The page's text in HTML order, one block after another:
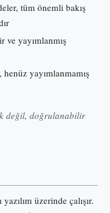
tüm önemli bakış
yayımlanmış
yayımlanmamış
değil, doğrulanabilir
üzerinde çalışır.